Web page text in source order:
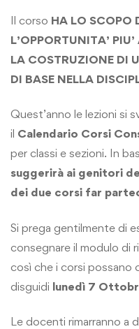
Il corso HA LO SCOPO
L’OPPORTUNITA’
LA COSTRUZIONE DI
DI BASE NELLA
Quest’anno le lezioni si
il Calendario Corsi
per classi e sezioni. In
suggerirà ai genitori
dei due corsi far
Si prega gentilmente di
consegnare il modulo di
così che i corsi possano
disguidi lunedì 7
Le docenti rimarranno a